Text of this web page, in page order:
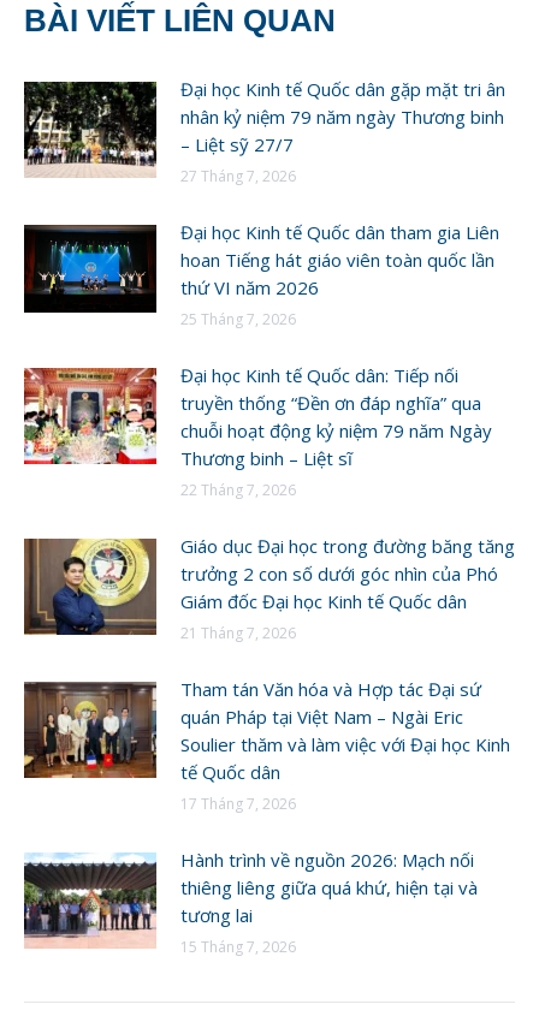
BÀI VIẾT LIÊN QUAN
Đại học Kinh tế Quốc dân gặp mặt tri ân
nhân kỷ niệm 79 năm ngày Thương binh
– Liệt sỹ 27/7
27 Tháng 7, 2026
Đại học Kinh tế Quốc dân tham gia Liên
hoan Tiếng hát giáo viên toàn quốc lần
thứ VI năm 2026
25 Tháng 7, 2026
Đại học Kinh tế Quốc dân: Tiếp nối
truyền thống “Đền ơn đáp nghĩa” qua
chuỗi hoạt động kỷ niệm 79 năm Ngày
Thương binh – Liệt sĩ
22 Tháng 7, 2026
Giáo dục Đại học trong đường băng tăng
trưởng 2 con số dưới góc nhìn của Phó
Giám đốc Đại học Kinh tế Quốc dân
21 Tháng 7, 2026
Tham tán Văn hóa và Hợp tác Đại sứ
quán Pháp tại Việt Nam – Ngài Eric
Soulier thăm và làm việc với Đại học Kinh
tế Quốc dân
17 Tháng 7, 2026
Hành trình về nguồn 2026: Mạch nối
thiêng liêng giữa quá khứ, hiện tại và
tương lai
15 Tháng 7, 2026